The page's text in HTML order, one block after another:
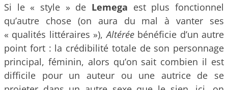
Si le « style » de Lemega est plus fonctionnel
qu’autre chose (on aura du mal à vanter ses
« qualités littéraires »),Altéréebénéficie d’un autre
point fort : la crédibilité totale de son personnage
principal, féminin, alors qu’on sait combien il est
difficile pour un auteur ou une autrice de se